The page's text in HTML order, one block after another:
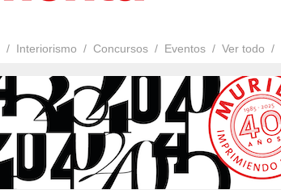
Interiorismo Concursos Eventos Ver todo